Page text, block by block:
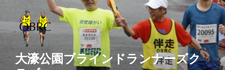
テ
大濠公園ブラインドランナーズク